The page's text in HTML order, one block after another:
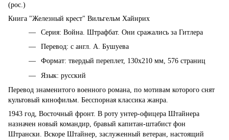
(рос.)
Книга "Железный крест" Вильгельм Хайнрих
Серия: Война. Штрафбат. Они сражались за Гитлера
Перевод: с англ. А. Бушуева
Формат: твердый переплет, 130х210 мм, 576 страниц
Язык: русский
Перевод знаменитого военного романа, по мотивам которого снят
культовый кинофильм. Бесспорная классика жанра.
1943 год, Восточный фронт. В роту унтер-офицера Штайнера
назначен новый командир, бравый капитан-штабист фон
Штрански. Вскоре Штайнер, заслуженный ветеран, настоящий